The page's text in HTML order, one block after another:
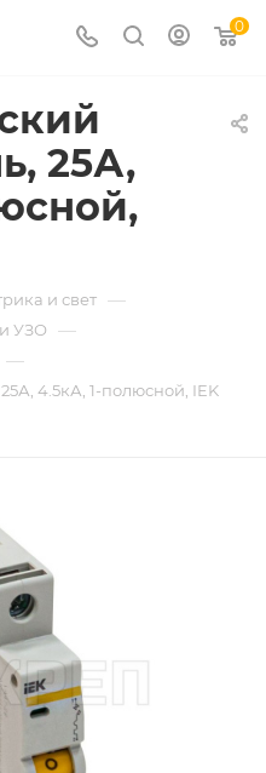
0
25А,
и свет —
УЗО —
—
4.5кА, 1-полюсной, IEK